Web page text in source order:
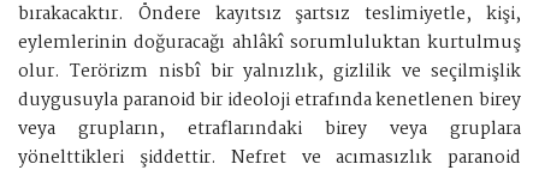
bırakacaktır. Öndere kayıtsız şartsız teslimiyetle, kişi,
eylemlerinin doğuracağı ahlâkî sorumluluktan kurtulmuş
olur. Terörizm nisbî bir yalnızlık, gizlilik ve seçilmişlik
duygusuyla paranoid bir ideoloji etrafında kenetlenen birey
veya grupların, etraflarındaki birey veya gruplara
yönelttikleri şiddettir. Nefret ve acımasızlık paranoid